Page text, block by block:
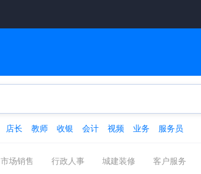
店长 教师 收银 会计 视频 业务 服务员
市场销售 行政人事 城建装修 客户服务